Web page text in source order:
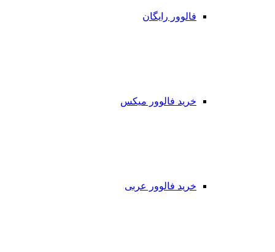
فالوور رایگان
خرید فالوور میکس
خرید فالوور عربی